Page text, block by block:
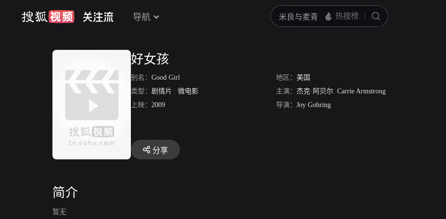
导航
好女孩
别名： Good Girl 地区： 美国
类型： 剧情片 / 微电影 主演： 杰克·阿贝尔 Carrie Armstrong
上映： 2009 导演： Joy Gohring
分享
简介
暂无